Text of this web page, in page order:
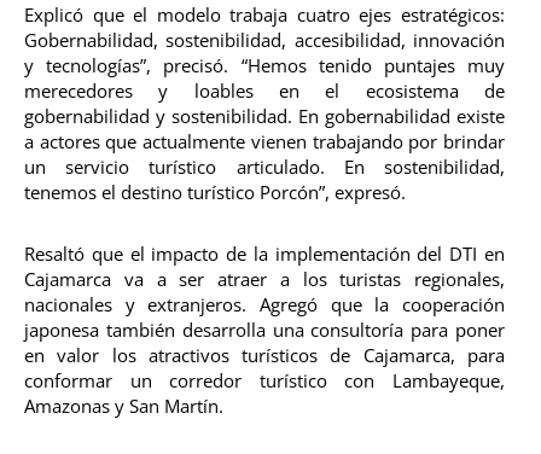
Explicó que el modelo trabaja cuatro ejes estratégicos:
Gobernabilidad, sostenibilidad, accesibilidad, innovación
y tecnologías”, precisó. “Hemos tenido puntajes muy
merecedores y loables en el ecosistema de
gobernabilidad y sostenibilidad. En gobernabilidad existe
a actores que actualmente vienen trabajando por brindar
un servicio turístico articulado. En sostenibilidad,
tenemos el destino turístico Porcón”, expresó.
Resaltó que el impacto de la implementación del DTI en
Cajamarca va a ser atraer a los turistas regionales,
nacionales y extranjeros. Agregó que la cooperación
japonesa también desarrolla una consultoría para poner
en valor los atractivos turísticos de Cajamarca, para
conformar un corredor turístico con Lambayeque,
Amazonas y San Martín.